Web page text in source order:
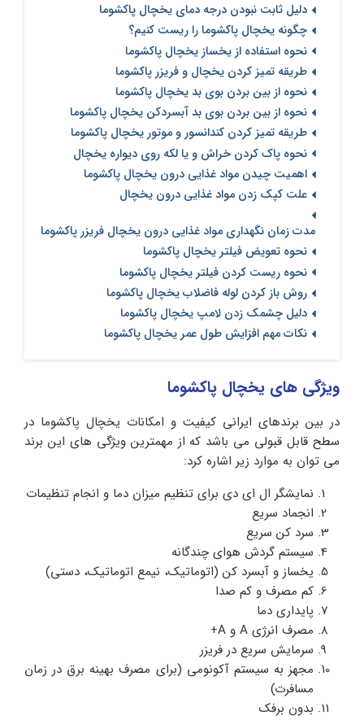
دلیل ثابت نبودن درجه دمای یخچال پاکشوما
چگونه یخچال پاکشوما را ریست کنیم؟
نحوه استفاده از یخساز یخچال پاکشوما
طریقه تمیز کردن یخچال و فریزر پاکشوما
نحوه از بین بردن بوی بد یخچال پاکشوما
نحوه از بین بردن بوی بد آبسردکن یخچال پاکشوما
طریقه تمیز کردن کندانسور و موتور یخچال پاکشوما
نحوه پاک کردن خراش و یا لکه روی دیواره یخچال
اهمیت چیدن مواد غذایی درون یخچال پاکشوما
علت کپک زدن مواد غذایی درون یخچال
مدت زمان نگهداری مواد غذایی درون یخچال فریزر پاکشوما
نحوه تعویض فیلتر یخچال پاکشوما
نحوه ریست کردن فیلتر یخچال پاکشوما
روش باز کردن لوله فاضلاب یخچال پاکشوما
دلیل چشمک زدن لامپ یخچال پاکشوما
نکات مهم افزایش طول عمر یخچال پاکشوما
ویژگی های یخچال پاکشوما
در بین برندهای ایرانی کیفیت و امکانات یخچال پاکشوما در
سطح قابل قبولی می باشد که از مهمترین ویژگی های این برند
می توان به موارد زیر اشاره کرد:
نمایشگر ال ای دی برای تنظیم میزان دما و انجام تنظیمات
انجماد سریع
سرد کن سریع
سیستم گردش هوای چندگانه
یخساز و آبسرد کن (اتوماتیک، نیمع اتوماتیک، دستی)
کم مصرف و کم صدا
پایداری دما
مصرف انرژی A و A+
سرمایش سریع در فریزر
مجهز به سیستم آکونومی (برای مصرف بهینه برق در زمان
مسافرت)
بدون برفک